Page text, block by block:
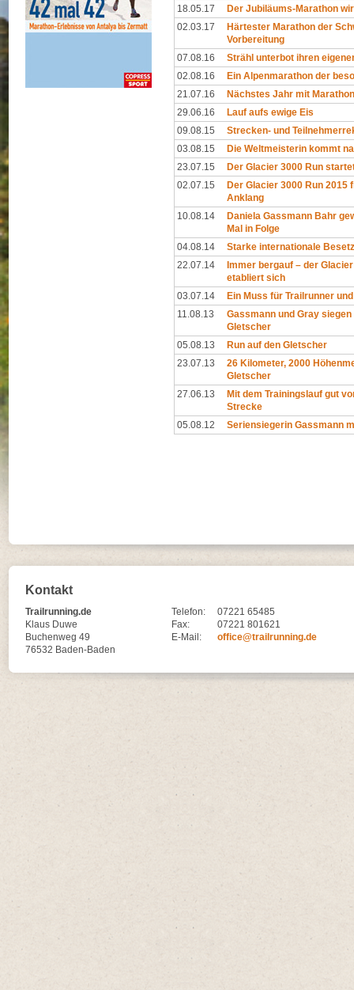
18.05.17
Der Jubiläums-Marathon
02.03.17
Härtester Marathon der
Vorbereitung
07.08.16
Strähl unterbot ihren
02.08.16
Ein Alpenmarathon der
21.07.16
Nächstes Jahr mit Marathon
29.06.16
Lauf aufs ewige Eis
09.08.15
Strecken- und
03.08.15
Die Weltmeisterin kommt
23.07.15
Der Glacier 3000 Run
02.07.15
Der Glacier 3000 Run 2015
Anklang
10.08.14
Daniela Gassmann Bahr
Mal in Folge
04.08.14
Starke internationale
22.07.14
Immer bergauf – der
etabliert sich
03.07.14
Ein Muss für Trailrunner
11.08.13
Gassmann und Gray siegen
Gletscher
05.08.13
Run auf den Gletscher
23.07.13
26 Kilometer, 2000
Gletscher
27.06.13
Mit dem Trainingslauf gut
Strecke
05.08.12
Seriensiegerin Gassmann
Kontakt
Trailrunning.de
Klaus Duwe
Buchenweg 49
76532 Baden-Baden
Telefon:
07221 65485
Fax:
07221 801621
E-Mail:
office@trailrunning.de